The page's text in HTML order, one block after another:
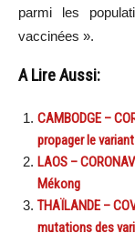
parmi les
vaccinées ».
A Lire Aussi:
CAMBODGE –
propager le
LAOS –
Mékong
THAÏLANDE –
mutations des